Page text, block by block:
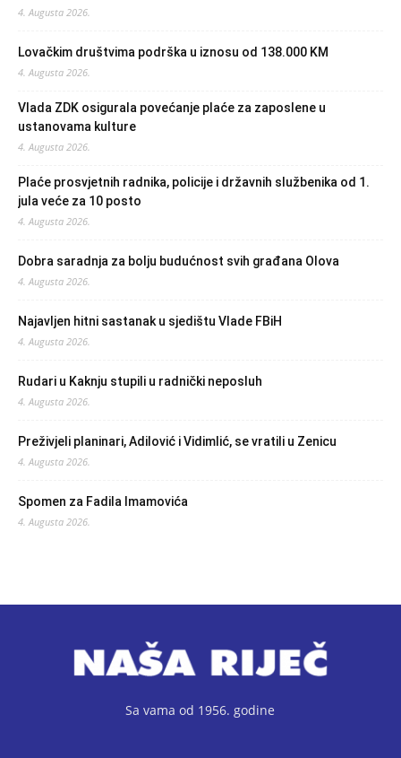
4. Augusta 2026.
Lovačkim društvima podrška u iznosu od 138.000 KM
4. Augusta 2026.
Vlada ZDK osigurala povećanje plaće za zaposlene u
ustanovama kulture
4. Augusta 2026.
Plaće prosvjetnih radnika, policije i državnih službenika od 1.
jula veće za 10 posto
4. Augusta 2026.
Dobra saradnja za bolju budućnost svih građana Olova
4. Augusta 2026.
Najavljen hitni sastanak u sjedištu Vlade FBiH
4. Augusta 2026.
Rudari u Kaknju stupili u radnički neposluh
4. Augusta 2026.
Preživjeli planinari, Adilović i Vidimlić, se vratili u Zenicu
4. Augusta 2026.
Spomen za Fadila Imamovića
4. Augusta 2026.
Sa vama od 1956. godine